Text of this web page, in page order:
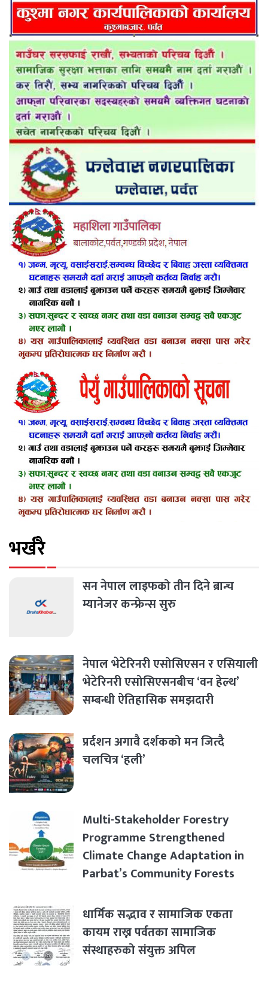
भर्खरै
सन नेपाल लाइफको तीन दिने ब्रान्च
म्यानेजर कन्फ्रेन्स सुरु
नेपाल भेटेरिनरी एसोसिएसन र एसियाली
भेटेरिनरी एसोसिएसनबीच ‘वन हेल्थ’
सम्बन्धी ऐतिहासिक समझदारी
प्रर्दशन अगावै दर्शकको मन जित्दै
चलचित्र ‘हली’
Multi-Stakeholder Forestry
Programme Strengthened
Climate Change Adaptation in
Parbat’s Community Forests
धार्मिक सद्भाव र सामाजिक एकता
कायम राख्न पर्वतका सामाजिक
संस्थाहरुको संयुक्त अपिल